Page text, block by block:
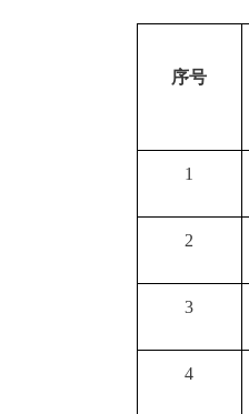
序号
1
2
3
4